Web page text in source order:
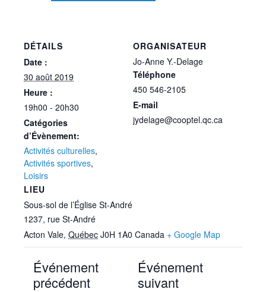
DÉTAILS
Date :
30 août 2019
Heure :
19h00 - 20h30
Catégories
d’Évènement:
Activités culturelles,
Activités sportives,
Loisirs
LIEU
Sous-sol de l’Église St-André
1237, rue St-André
Acton Vale, Québec J0H 1A0 Canada + Google Map
ORGANISATEUR
Jo-Anne Y.-Delage
Téléphone
450 546-2105
E-mail
jydelage@cooptel.qc.ca
Événement
précédent
Événement
suivant